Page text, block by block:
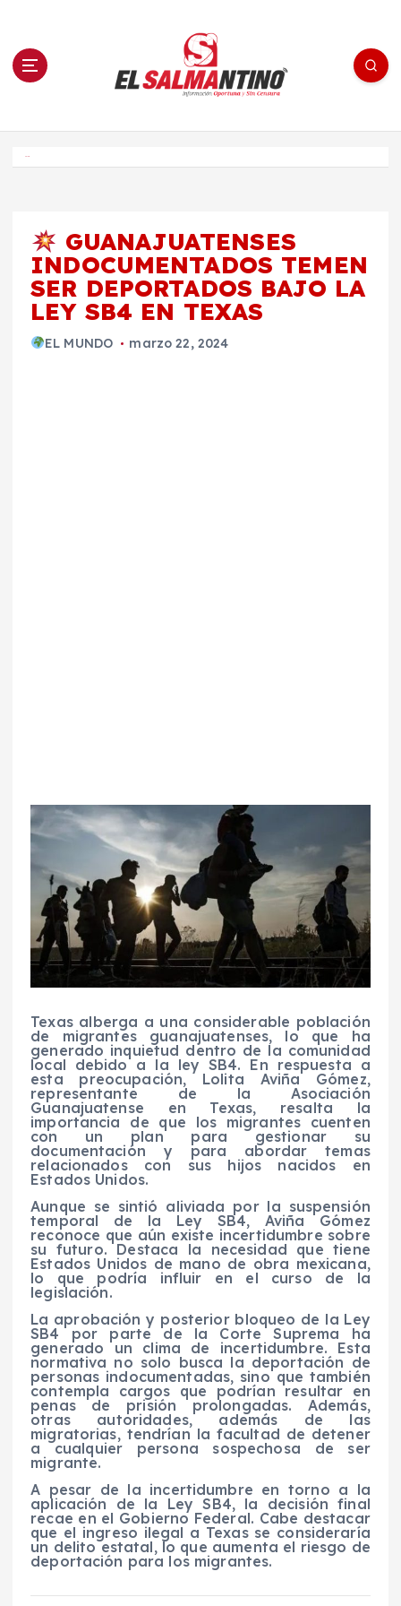
n El Salmantino - medios/noticias/editorial
GUANAJUATENSES
INDOCUMENTADOS TEMEN
SER DEPORTADOS BAJO LA
LEY SB4 EN TEXAS
EL MUNDO marzo 22, 2024
Texas alberga a una considerable población
de migrantes guanajuatenses, lo que ha
generado inquietud dentro de la comunidad
local debido a la ley SB4. En respuesta a
esta preocupación, Lolita Aviña Gómez,
representante de la Asociación
Guanajuatense en Texas, resalta la
importancia de que los migrantes cuenten
con un plan para gestionar su
documentación y para abordar temas
relacionados con sus hijos nacidos en
Estados Unidos.
Aunque se sintió aliviada por la suspensión
temporal de la Ley SB4, Aviña Gómez
reconoce que aún existe incertidumbre sobre
su futuro. Destaca la necesidad que tiene
Estados Unidos de mano de obra mexicana,
lo que podría influir en el curso de la
legislación.
La aprobación y posterior bloqueo de la Ley
SB4 por parte de la Corte Suprema ha
generado un clima de incertidumbre. Esta
normativa no solo busca la deportación de
personas indocumentadas, sino que también
contempla cargos que podrían resultar en
penas de prisión prolongadas. Además,
otras autoridades, además de las
migratorias, tendrían la facultad de detener
a cualquier persona sospechosa de ser
migrante.
A pesar de la incertidumbre en torno a la
aplicación de la Ley SB4, la decisión final
recae en el Gobierno Federal. Cabe destacar
que el ingreso ilegal a Texas se consideraría
un delito estatal, lo que aumenta el riesgo de
deportación para los migrantes.